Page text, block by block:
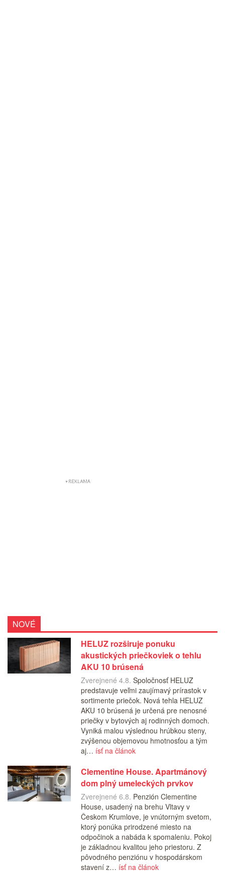
NOVÉ
HELUZ rozširuje ponuku
akustických priečkoviek o tehlu
AKU 10 brúsená
Zverejnené 4.8. Spoločnosť HELUZ
predstavuje veľmi zaujímavý prírastok v
sortimente priečok. Nová tehla HELUZ
AKU 10 brúsená je určená pre nenosné
priečky v bytových aj rodinných domoch.
Vyniká malou výslednou hrúbkou steny,
zvýšenou objemovou hmotnosťou a tým
aj… ísť na článok
Clementine House. Apartmánový
dom plný umeleckých prvkov
Zverejnené 6.8. Penzión Clementine
House, usadený na brehu Vltavy v
Českom Krumlove, je vnútorným svetom,
ktorý ponúka prirodzené miesto na
odpočinok a nabáda k spomaleniu. Pokoj
je základnou kvalitou jeho priestoru. Z
pôvodného penziónu v hospodárskom
stavení z… ísť na článok